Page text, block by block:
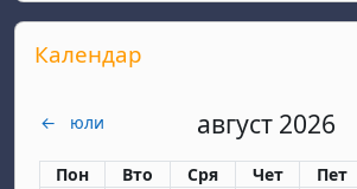
Прескочи Календар
Календар
← юли август 2026
Понеделник
Пон вторник
Вто сряда
Сря четвъртък
Чет петък
Пет